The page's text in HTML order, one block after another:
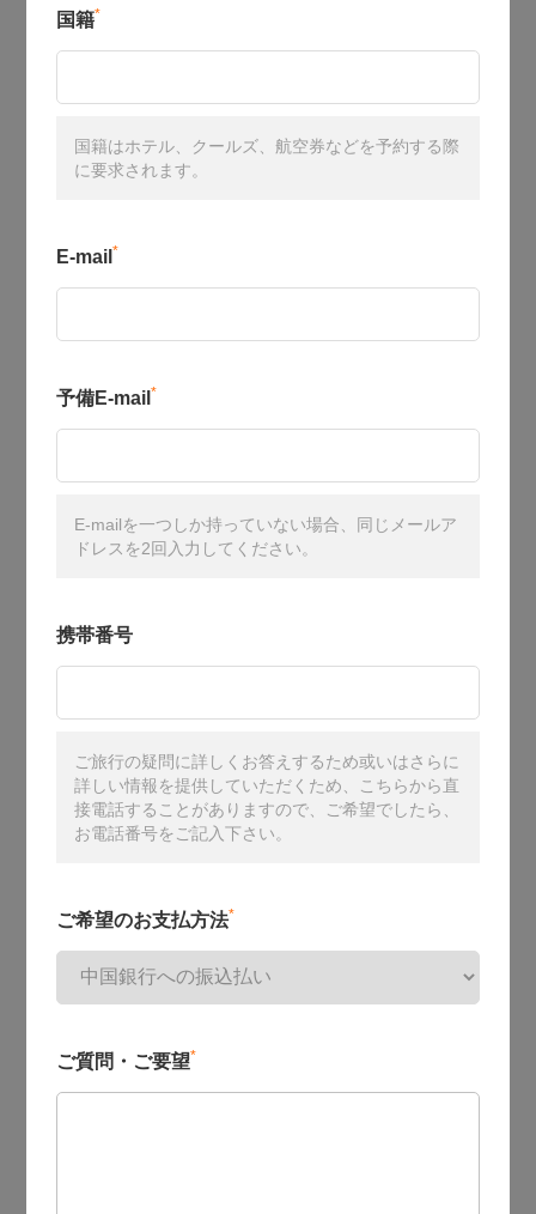
国籍*
国籍はホテル、クールズ、航空券などを予約する際
に要求されます。
E-mail *
予備E-mail *
E-mailを一つしか持っていない場合、同じメールア
ドレスを2回入力してください。
携帯番号
ご旅行の疑問に詳しくお答えするため或いはさらに
詳しい情報を提供していただくため、こちらから直
接電話することがありますので、ご希望でしたら、
お電話番号をご記入下さい。
ご希望のお支払方法*
ご質問・ご要望*